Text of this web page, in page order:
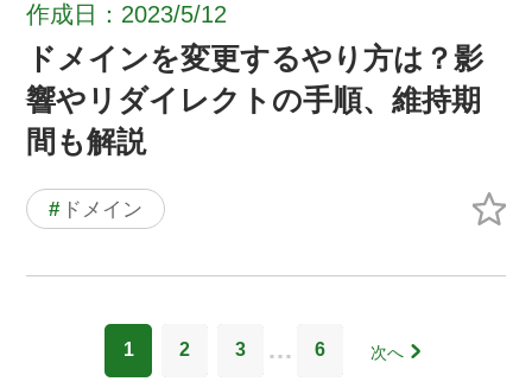
作成日：2023/5/12
ドメインを変更するやり方は？影
響やリダイレクトの手順、維持期
間も解説
# ドメイン
1 2 3 … 6 次へ